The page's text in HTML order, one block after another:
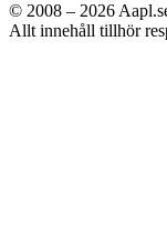
© 2008 – 2026
Allt innehåll tillhör